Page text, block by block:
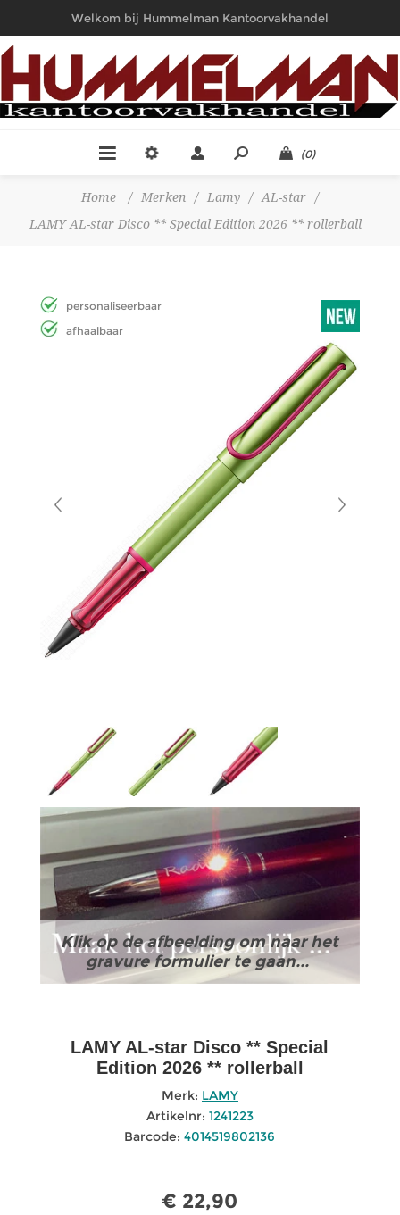
Welkom bij Hummelman Kantoorvakhandel
(0)
Home / Merken / Lamy / AL-star
/
LAMY AL-star Disco ** Special Edition 2026 ** rollerball
personaliseerbaar
afhaalbaar
Klik op de afbeelding om naar het
gravure formulier te gaan...
LAMY AL-star Disco ** Special
Edition 2026 ** rollerball
Merk: LAMY
Artikelnr: 1241223
Barcode: 4014519802136
€ 22,90